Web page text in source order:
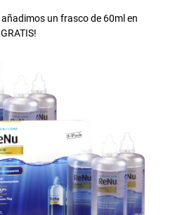
un frasco de 60ml en